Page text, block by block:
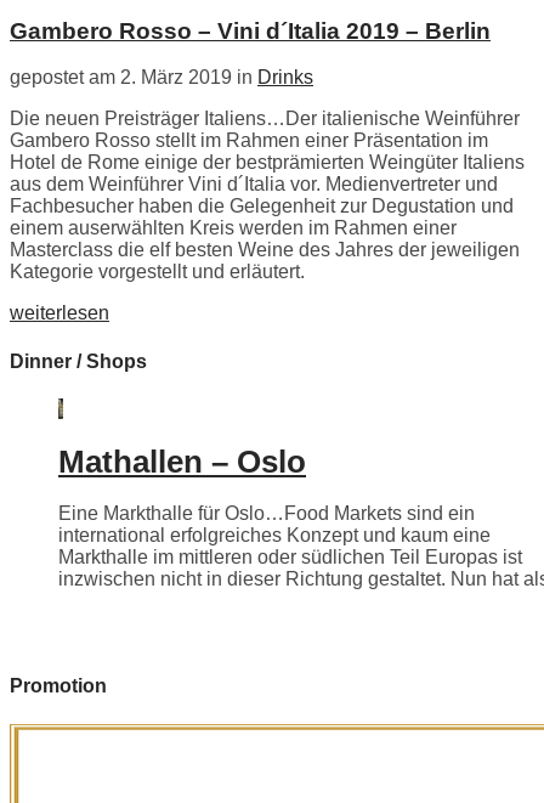
Gambero Rosso – Vini d´Italia 2019 – Berlin
gepostet am 2. März 2019 in Drinks
Die neuen Preisträger Italiens…Der italienische Weinführer
Gambero Rosso stellt im Rahmen einer Präsentation im
Hotel de Rome einige der bestprämierten Weingüter Italiens
aus dem Weinführer Vini d´Italia vor. Medienvertreter und
Fachbesucher haben die Gelegenheit zur Degustation und
einem auserwählten Kreis werden im Rahmen einer
Masterclass die elf besten Weine des Jahres der jeweiligen
Kategorie vorgestellt und erläutert.
weiterlesen
Dinner / Shops
Mathallen – Oslo
Eine Markthalle für Oslo…Food Markets sind ein
international erfolgreiches Konzept und kaum eine
Markthalle im mittleren oder südlichen Teil Europas ist
inzwischen nicht in dieser Richtung gestaltet. Nun hat
Promotion